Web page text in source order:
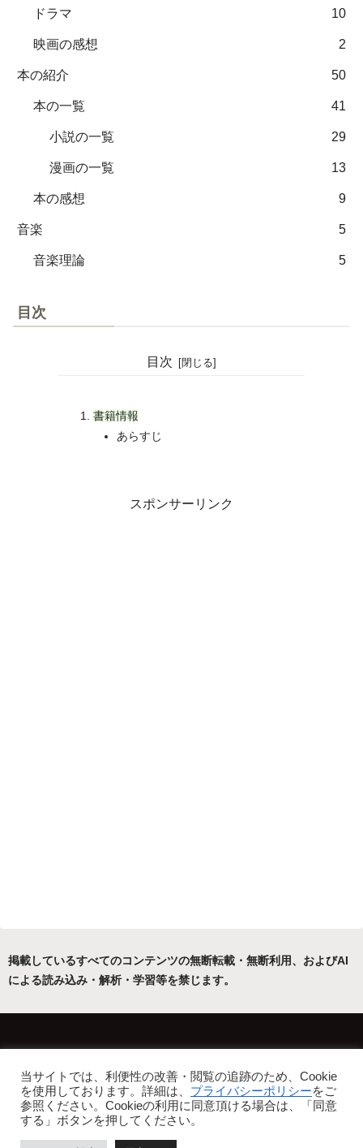
ドラマ 10
映画の感想 2
本の紹介 50
本の一覧 41
小説の一覧 29
漫画の一覧 13
本の感想 9
音楽 5
音楽理論 5
目次
目次
書籍情報
あらすじ
スポンサーリンク
掲載しているすべてのコンテンツの無断転載・無断利用、およびAI
による読み込み・解析・学習等を禁じます。
プライバシーポリシー・免責事項
Copyright © 2022-2026 フリーアトリエ晴星 All Rights Reserved.
当サイトでは、利便性の改善・閲覧の追跡のため、Cookie
を使用しております。詳細は、 プライバシーポリシーをご
参照ください。Cookieの利用に同意頂ける場合は、「同意
する」ボタンを押してください。